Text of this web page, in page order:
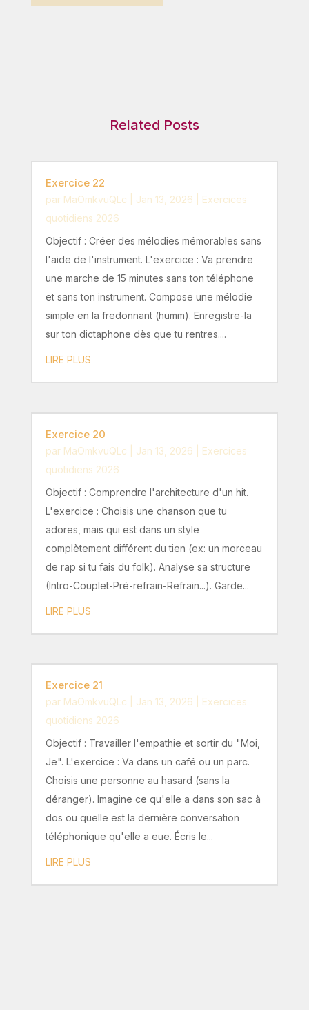
Related Posts
Exercice 22
par MaOmkvuQLc Jan 13, 2026
Exercices
quotidiens 2026
Objectif : Créer des mélodies mémorables sans
l'aide de l'instrument. L'exercice : Va prendre
une marche de 15 minutes sans ton téléphone
et sans ton instrument. Compose une mélodie
simple en la fredonnant (humm). Enregistre-la
sur ton dictaphone dès que tu rentres....
LIRE PLUS
Exercice 20
par MaOmkvuQLc Jan 13, 2026
Exercices
quotidiens 2026
Objectif : Comprendre l'architecture d'un hit.
L'exercice : Choisis une chanson que tu
adores, mais qui est dans un style
complètement différent du tien (ex: un morceau
de rap si tu fais du folk). Analyse sa structure
(Intro-Couplet-Pré-refrain-Refrain...). Garde...
LIRE PLUS
Exercice 21
par MaOmkvuQLc Jan 13, 2026
Exercices
quotidiens 2026
Objectif : Travailler l'empathie et sortir du "Moi,
Je". L'exercice : Va dans un café ou un parc.
Choisis une personne au hasard (sans la
déranger). Imagine ce qu'elle a dans son sac à
dos ou quelle est la dernière conversation
téléphonique qu'elle a eue. Écris le...
LIRE PLUS